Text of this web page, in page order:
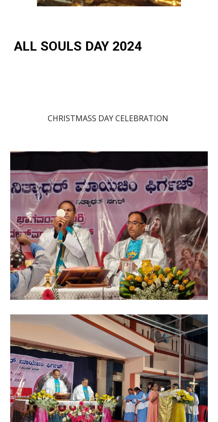
ALL SOULS DAY 2024
CHRISTMASS DAY CELEBRATION